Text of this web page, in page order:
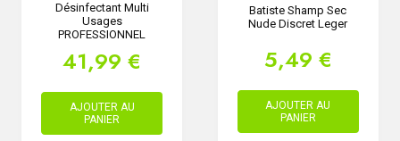
Désinfectant Multi
Usages
PROFESSIONNEL
41,99 €
AJOUTER AU
PANIER
Batiste Shamp Sec
Nude Discret Leger
5,49 €
AJOUTER AU
PANIER